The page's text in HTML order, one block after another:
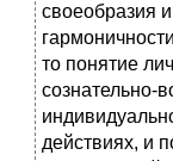
своеобразия
то понятие
сознательно-
действиях, и